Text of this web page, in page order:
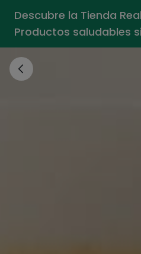
Descubre la Tienda
Productos saludables